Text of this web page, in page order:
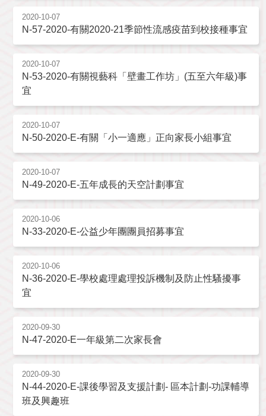
2020-10-07
N-57-2020-有關2020-21季節性流感疫苗到校接種事宜
2020-10-07
N-53-2020-有關視藝科「壁畫工作坊」(五至六年級)事
宜
2020-10-07
N-50-2020-E-有關「小一適應」正向家長小組事宜
2020-10-07
N-49-2020-E-五年成長的天空計劃事宜
2020-10-06
N-33-2020-E-公益少年團團員招募事宜
2020-10-06
N-36-2020-E-學校處理處理投訴機制及防止性騷擾事
宜
2020-09-30
N-47-2020-E一年級第二次家長會
2020-09-30
N-44-2020-E-課後學習及支援計劃- 區本計劃-功課輔導
班及興趣班